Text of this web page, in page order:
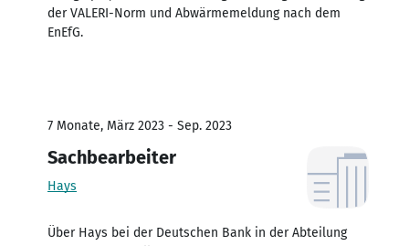
der VALERI-Norm und Abwärmemeldung nach dem
EnEfG.
7 Monate, März 2023 - Sep. 2023
Sachbearbeiter
Hays
Über Hays bei der Deutschen Bank in der Abteilung